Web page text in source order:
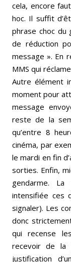
cela, encore
hoc. Il suffit
phrase choc du
de réduction
message ». En
MMS qui
Autre élément
moment pour
message
reste de la
qu’entre 8
cinéma, par
le mardi en fin
sorties. Enfin,
gendarme.
intensifiée ces
signaler). Les
donc
qui recense
recevoir de la
justification